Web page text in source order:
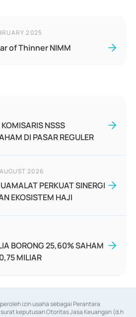
2025
of Thinner NIMM
NSSS
DI PASAR REGULER
2026
PERKUAT SINERGI
EKOSISTEM HAJI
BORONG 25,60% SAHAM
MILIAR
izin usaha sebagai Perantara
keputusan Otoritas Jasa Keuangan (d.h